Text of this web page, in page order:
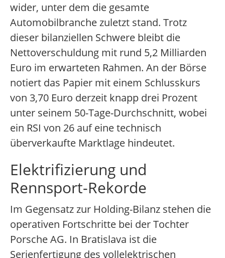
wider, unter dem die gesamte
Automobilbranche zuletzt stand. Trotz
dieser bilanziellen Schwere bleibt die
Nettoverschuldung mit rund 5,2 Milliarden
Euro im erwarteten Rahmen. An der Börse
notiert das Papier mit einem Schlusskurs
von 3,70 Euro derzeit knapp drei Prozent
unter seinem 50-Tage-Durchschnitt, wobei
ein RSI von 26 auf eine technisch
überverkaufte Marktlage hindeutet.
Elektrifizierung und
Rennsport-Rekorde
Im Gegensatz zur Holding-Bilanz stehen die
operativen Fortschritte bei der Tochter
Porsche AG. In Bratislava ist die
Serienfertigung des vollelektrischen